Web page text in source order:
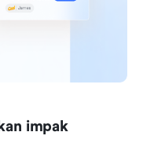
impak